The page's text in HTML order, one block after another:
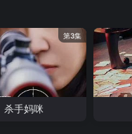
第3集
杀手妈咪